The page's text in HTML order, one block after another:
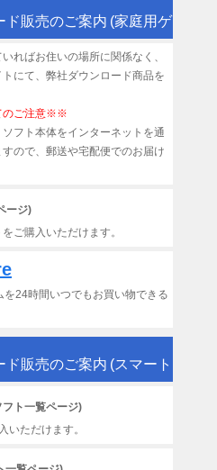
ド販売のご案内 (家庭用ゲー
ればお住いの場所に関係なく、
にて、弊社ダウンロード商品を
のご注意※※
フト本体をインターネットを通
ので、郵送や宅配便でのお届け
ージ)
ご購入いただけます。
24時間いつでもお買い物できる
ド販売のご案内 (スマートフ
フト一覧ページ)
いただけます。